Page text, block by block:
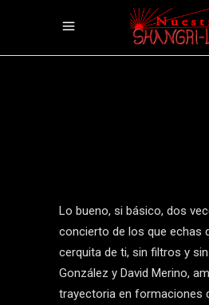
Lo bueno, si básico, dos
concierto de los que echas
cerquita de ti, sin filtros y
González y David Merino,
trayectoria en formaciones